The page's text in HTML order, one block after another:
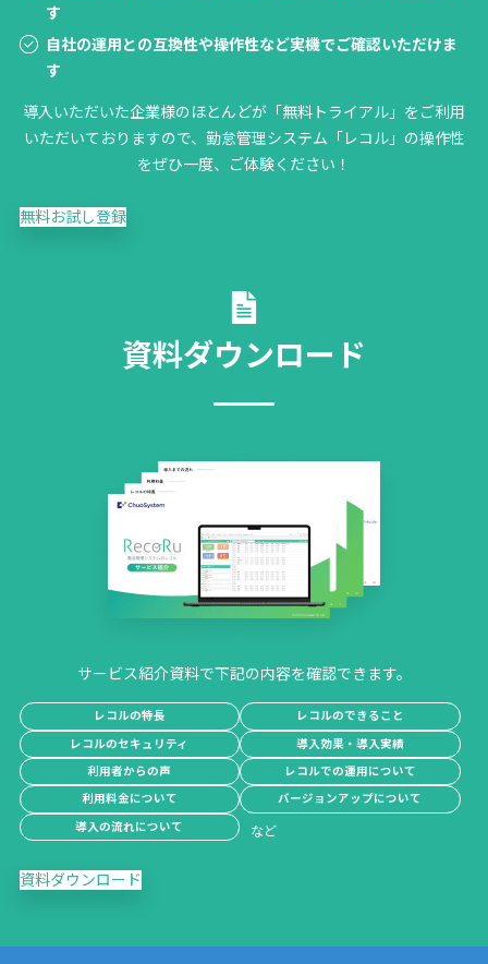
す
自社の運用との互換性や操作性など実機でご確認いただけま
す
導入いただいた企業様のほとんどが「無料トライアル」をご利用
いただいておりますので、勤怠管理システム「レコル」の操作性
をぜひ一度、ご体験ください！
無料お試し登録
資料ダウンロード
サービス紹介資料で下記の内容を確認できます。
レコルの特長
レコルのできること
レコルのセキュリティ
導入効果・導入実績
利用者からの声
レコルでの運用について
利用料金について
バージョンアップについて
導入の流れについて
資料ダウンロード